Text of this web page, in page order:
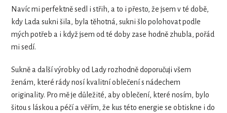
Navíc mi perfektně sedl i střih, a to i přesto, že jsem v té době,
kdy Lada sukni šila, byla těhotná, sukni šlo polohovat podle
mých potřeb a i když jsem od té doby zase hodně zhubla, pořád
mi sedí.
Sukně a další výrobky od Lady rozhodně doporučuji všem
ženám, které rády nosí kvalitní oblečení s nádechem
originality. Pro mě je důležité, aby oblečení, které nosím, bylo
šitou s láskou a péčí a věřím, že kus této energie se obtiskne i do